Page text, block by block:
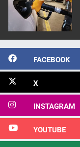
FACEBOOK
X
INSTAGRAM
YOUTUBE